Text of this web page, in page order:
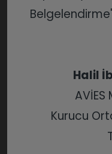
Halil
AVİES
Kurucu